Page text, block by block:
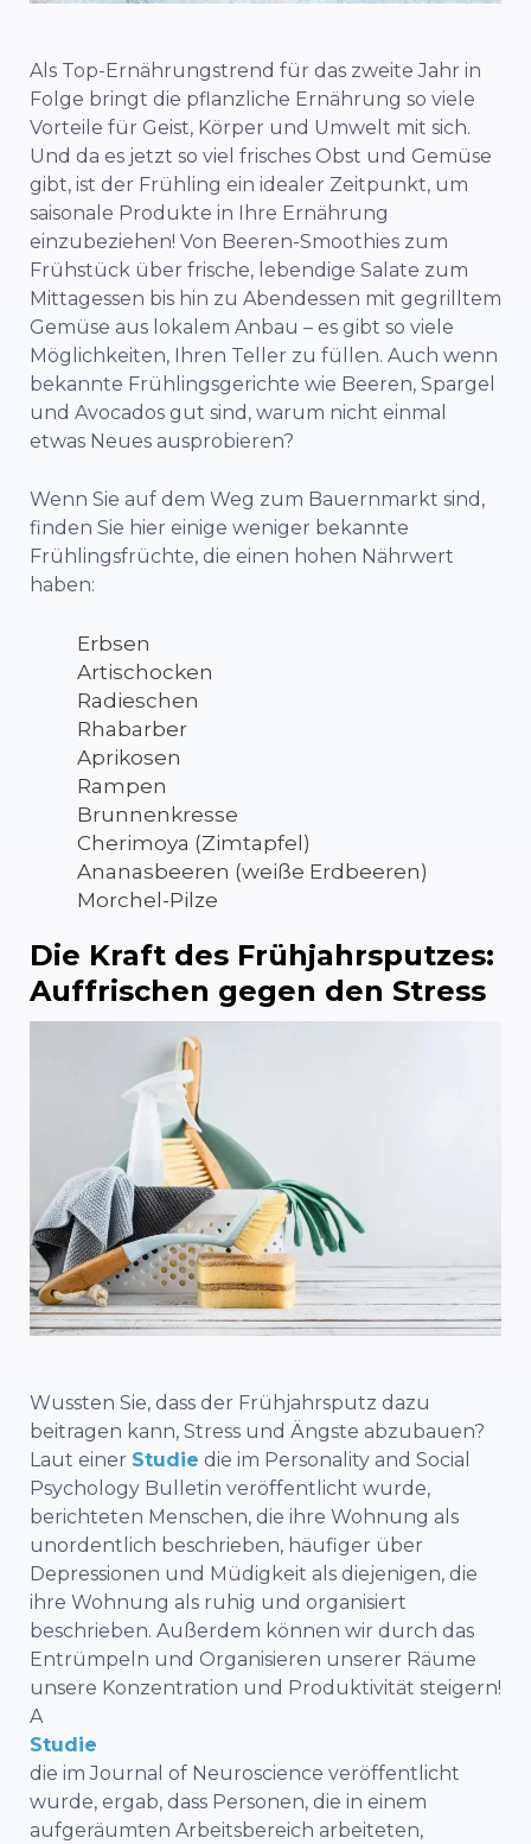
Als Top-Ernährungstrend für das zweite Jahr in
Folge bringt die pflanzliche Ernährung so viele
Vorteile für Geist, Körper und Umwelt mit sich.
Und da es jetzt so viel frisches Obst und Gemüse
gibt, ist der Frühling ein idealer Zeitpunkt, um
saisonale Produkte in Ihre Ernährung
einzubeziehen! Von Beeren-Smoothies zum
Frühstück über frische, lebendige Salate zum
Mittagessen bis hin zu Abendessen mit gegrilltem
Gemüse aus lokalem Anbau – es gibt so viele
Möglichkeiten, Ihren Teller zu füllen. Auch wenn
bekannte Frühlingsgerichte wie Beeren, Spargel
und Avocados gut sind, warum nicht einmal
etwas Neues ausprobieren?
Wenn Sie auf dem Weg zum Bauernmarkt sind,
finden Sie hier einige weniger bekannte
Frühlingsfrüchte, die einen hohen Nährwert
haben:
Erbsen
Artischocken
Radieschen
Rhabarber
Aprikosen
Rampen
Brunnenkresse
Cherimoya (Zimtapfel)
Ananasbeeren (weiße Erdbeeren)
Morchel-Pilze
Die Kraft des Frühjahrsputzes:
Auffrischen gegen den Stress
Wussten Sie, dass der Frühjahrsputz dazu
beitragen kann, Stress und Ängste abzubauen?
Laut einer Studie die im Personality and Social
Psychology Bulletin veröffentlicht wurde,
berichteten Menschen, die ihre Wohnung als
unordentlich beschrieben, häufiger über
Depressionen und Müdigkeit als diejenigen, die
ihre Wohnung als ruhig und organisiert
beschrieben. Außerdem können wir durch das
Entrümpeln und Organisieren unserer Räume
unsere Konzentration und Produktivität steigern!
A
Studie
die im Journal of Neuroscience veröffentlicht
wurde, ergab, dass Personen, die in einem
aufgeräumten Arbeitsbereich arbeiteten,